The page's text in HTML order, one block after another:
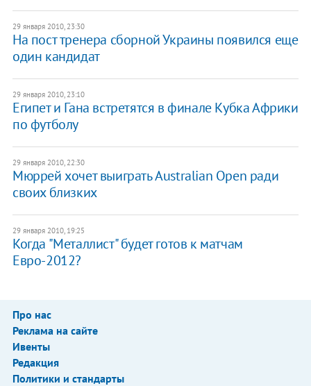
29 января 2010, 23:30
На пост тренера сборной Украины появился еще
один кандидат
29 января 2010, 23:10
Египет и Гана встретятся в финале Кубка Африки
по футболу
29 января 2010, 22:30
Мюррей хочет выиграть Australian Open ради
своих близких
29 января 2010, 19:25
Когда "Металлист" будет готов к матчам
Евро-2012?
Про нас
Реклама на сайте
Ивенты
Редакция
Политики и стандарты